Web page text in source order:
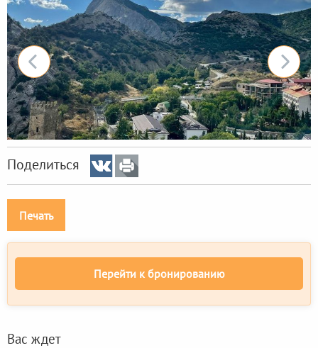
Поделиться
Печать
Перейти к бронированию
Вас ждет